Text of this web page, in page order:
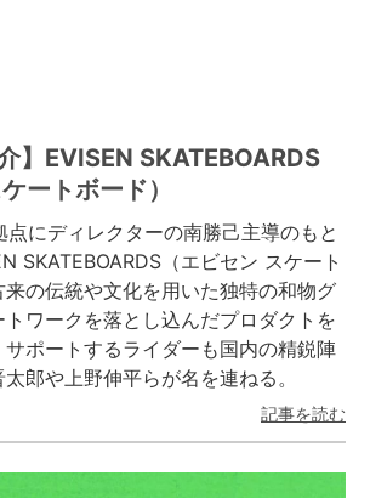
】EVISEN SKATEBOARDS
ートボード）
点にディレクターの南勝己主導のもと
SKATEBOARDS（エビセン スケート
の伝統や文化を用いた独特の和物グ
ワークを落とし込んだプロダクトを
ポートするライダーも国内の精鋭陣
郎や上野伸平らが名を連ねる。
記事を読む